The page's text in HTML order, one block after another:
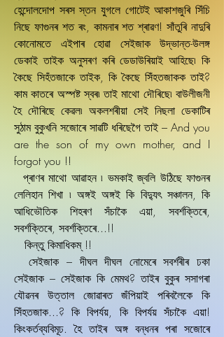
হেন্দোলদোপ সৰস স্তন যুগলে গোটেই আকাশজুৰি সিঁচি
নিছে ফাগুনৰ শত ৰং, কামনাৰ শত শ্ৰাৱণ! সাঁতুৰি নাদুৰি
কোনোমতে এইপাৰ হোৱা সেইজাক উদ্ভান্ত-উলঙ্গ
ডেকাই তাইক অনুসৰণ কৰি ডেডাউৰিয়াই আহিছে৷ কি
কৈছে সিহঁতজাকে তাইক, কি কৈছে সিঁহতজাকক তাই?
কাম কাতৰে অস্পষ্ট স্বৰ৷ তাই মাথো দৌৰিছে৷ বাউলীজনী
হৈ দৌৰিছে কেৱল৷ অকলশৰীয়া সেই নিছলা ডেকাটিৰ
সুঠাম বুকুখনি সজোৰে সাৱটি ধৰিছেগৈ তাই – And you
are the son of my own mother, and I
forgot you !!
প্ৰাণৰ মাথো আৱাহন ৷ ভমকাই জ্বলি উঠিছে ফাগুনৰ
লেলিহান শিখা ৷ অঙ্গই অঙ্গই কি বিদ্যুৎ সঞ্চালন, কি
আধিভৌতিক শিহৰণ সঁচাকৈ এয়া, সবৰ্শক্তিৰে,
সবৰ্শক্তিৰে, সবৰ্শক্তিৰে...!!
কিন্তু কিমাধিকম্‌ !!
সেইজাক – দীঘল দীঘল নোমেৰে সবৰ্শৰীৰ ঢকা
সেইজাক – সেইজাক কি মেমথ? তাইৰ বুকুৰ সসাগৰা
যৌৱনৰ উত্তাল জোৱাৰত জঁপিয়াই পৰিবলৈকে কি
সিঁহতজাক...? কি বিপৰ্যয়, কি বিপৰ্যয় সঁচাকৈ এয়া!
কিংকৰ্তব্যবিমূঢ. হৈ তাইৰ অঙ্গ বন্ধনৰ পৰা সজোৰে